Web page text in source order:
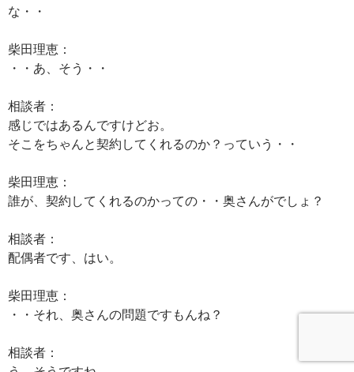
な・・
柴田理恵：
・・あ、そう・・
相談者：
感じではあるんですけどお。
そこをちゃんと契約してくれるのか？っていう・・
柴田理恵：
誰が、契約してくれるのかっての・・奥さんがでしょ？
相談者：
配偶者です、はい。
柴田理恵：
・・それ、奥さんの問題ですもんね？
相談者：